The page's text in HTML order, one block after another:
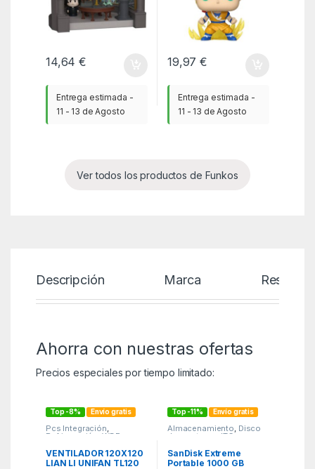
14,64€
Entrega estimada -
11 - 13 de Agosto
19,97€
Entrega estimada -
11 - 13 de Agosto
Ver todos los productos de Funkos
Descripción Marca Reseñas
Ahorra con nuestras ofertas
Precios especiales por tiempo limitado:
Top -8% Envío gratis
Pcs Integración,
Refrigeración WBR
VENTILADOR 120X120
LIAN LI UNIFAN TL120
Top -11% Envío gratis
Almacenamiento, Disco
duro externo ITC
SanDisk Extreme
Portable 1000 GB